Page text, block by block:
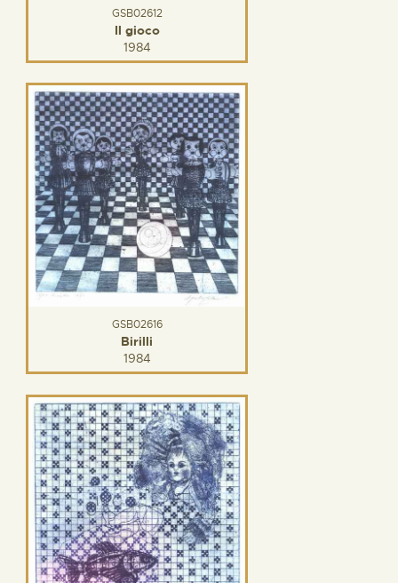
GSB02612
Il gioco
1984
GSB02616
Birilli
1984